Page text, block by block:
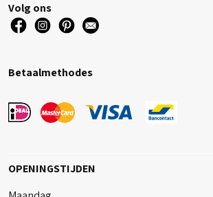
Volg ons
Betaalmethodes
OPENINGSTIJDEN